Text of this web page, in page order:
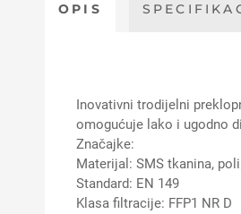
OPIS
Inovativni trodijelni
omogućuje lako i ugodno
Značajke:
Materijal: SMS tkanina,
Standard: EN 149
Klasa filtracije: FFP1 NR D